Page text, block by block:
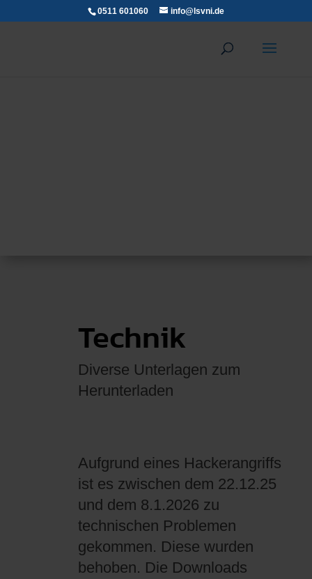
0511 601060 info@lsvni.de
Technik
Diverse Unterlagen zum
Herunterladen
Aufgrund eines Hackerangriffs
ist es zwischen dem 22.12.25
und dem 8.1.2026 zu
technischen Problemen
gekommen. Diese wurden
behoben. Die Downloads